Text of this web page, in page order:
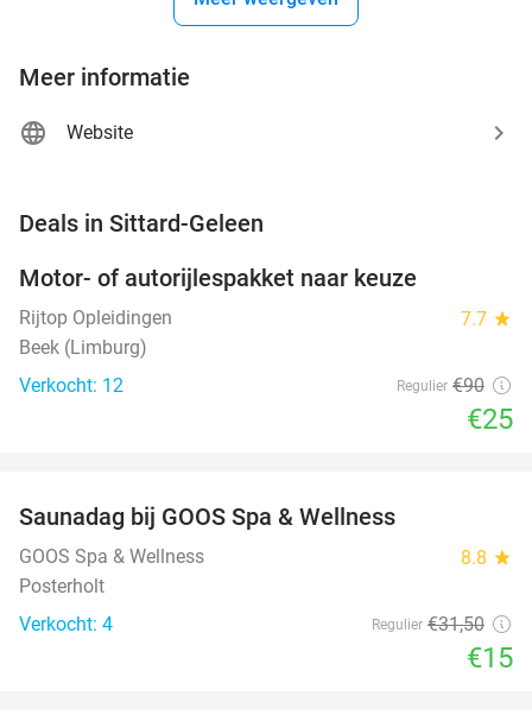
Meer informatie
Website
Deals in Sittard-Geleen
Motor- of autorijlespakket naar keuze
Rijtop Opleidingen 7.7 star
Beek (Limburg)
Verkocht: 12
Regulier €90
€25
TODAY
Saunadag bij GOOS Spa & Wellness
GOOS Spa & Wellness 8.8 star
Posterholt
Verkocht: 4
Regulier €31,50
€15